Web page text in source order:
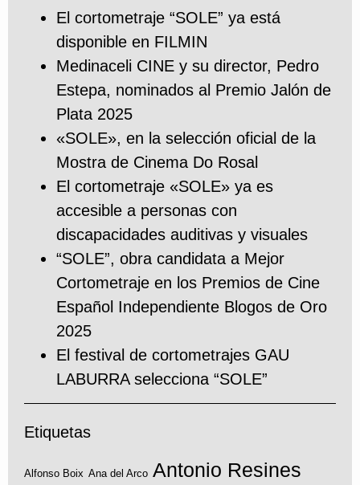
El cortometraje “SOLE” ya está
disponible en FILMIN
Medinaceli CINE y su director, Pedro
Estepa, nominados al Premio Jalón de
Plata 2025
«SOLE», en la selección oficial de la
Mostra de Cinema Do Rosal
El cortometraje «SOLE» ya es
accesible a personas con
discapacidades auditivas y visuales
“SOLE”, obra candidata a Mejor
Cortometraje en los Premios de Cine
Español Independiente Blogos de Oro
2025
El festival de cortometrajes GAU
LABURRA selecciona “SOLE”
Etiquetas
Alfonso Boix Ana del Arco Antonio Resines